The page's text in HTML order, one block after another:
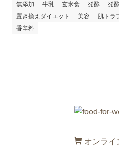
無添加
牛乳 玄米食 発酵 発
置き換えダイエット
美容 肌トラ
香辛料
オンライ